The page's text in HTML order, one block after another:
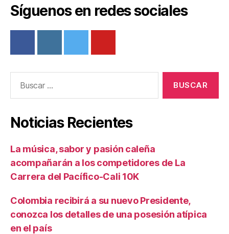
Síguenos en redes sociales
Noticias Recientes
La música, sabor y pasión caleña
acompañarán a los competidores de La
Carrera del Pacífico-Cali 10K
Colombia recibirá a su nuevo Presidente,
conozca los detalles de una posesión atípica
en el país